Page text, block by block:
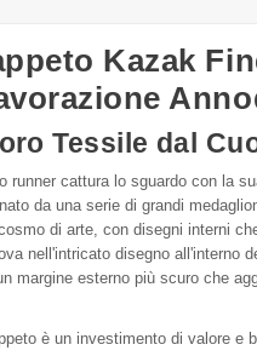
Kazak
Tessile dal
runner cattura lo sguardo con la
da una serie di grandi
di arte, con disegni interni
nell'intricato disegno all'interno
margine esterno più scuro che
è un investimento di valore e